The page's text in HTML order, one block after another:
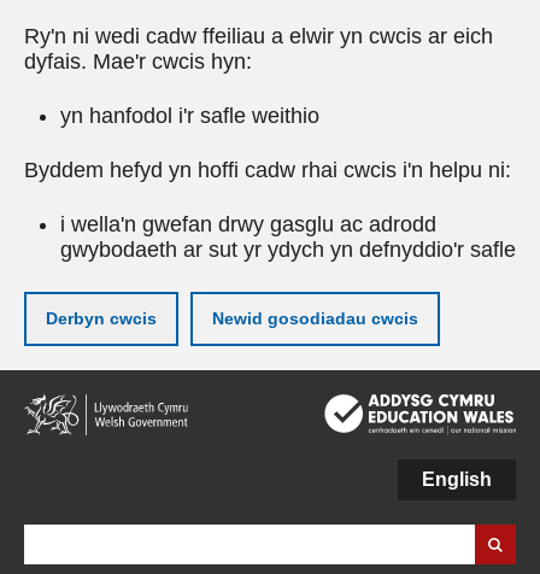
Ry'n ni wedi cadw ffeiliau a elwir yn cwcis ar eich
dyfais. Mae'r cwcis hyn:
yn hanfodol i'r safle weithio
Byddem hefyd yn hoffi cadw rhai cwcis i'n helpu ni:
i wella'n gwefan drwy gasglu ac adrodd
gwybodaeth ar sut yr ydych yn defnyddio'r safle
Derbyn cwcis Newid gosodiadau cwcis
Neidio
i'r
prif
English